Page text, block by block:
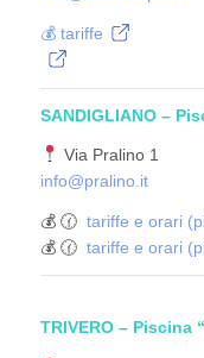
💰 tariffe
SANDIGLIANO –
Via
info@pralino.it
💰 🕜 tariffe e orari
💰 🕜 tariffe e orari
TRIVERO – Piscina